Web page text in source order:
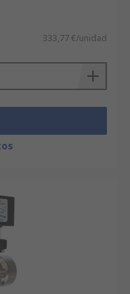
333,77 €/unidad